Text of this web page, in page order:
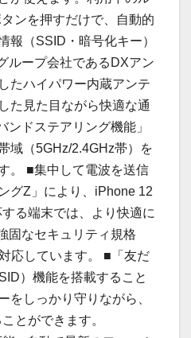
ンを押すだけで、自動的
報（SSID・暗号化キー）
ループ会社であるDXアン
たハイパワー内蔵アンテ
た見た目ながら快適な通
ドステアリング機能」
域（5GHz/2.4GHz帯）を
。 ■集中して電波を送信
グZ」により、iPhone 12
る端末では、より快適に
固なセキュリティ規格
応しています。 ■「友だ
）機能を搭載すること
をしっかり守りながら、
とができます。